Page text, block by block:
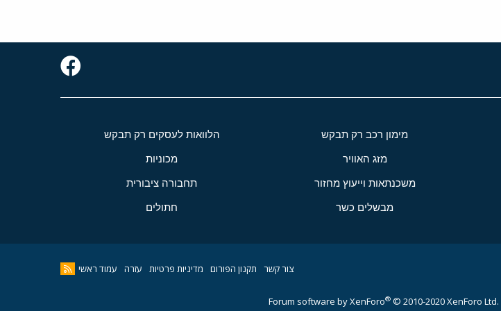
מימון רכב רק תבקש הלוואות לעסקים רק תבקש
מזג האוויר מכוניות
משכנתאות וייעוץ מחזור תחבורה ציבורית
מבשלים כשר חתולים
צור קשר תקנון הפורום מדיניות פרטיות עזרה עמוד ראשי
Forum software by XenForo® © 2010-2020 XenForo Ltd.